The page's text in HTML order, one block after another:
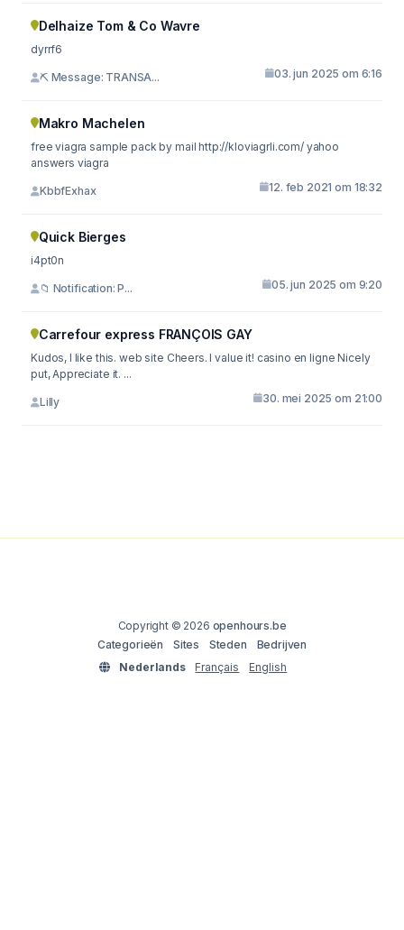
Delhaize Tom & Co Wavre
dyrrf6
⛏ Message: TRANSA... 03. jun 2025 om 6:16
Makro Machelen
free viagra sample pack by mail http://kloviagrli.com/ yahoo
answers viagra
KbbfExhax 12. feb 2021 om 18:32
Quick Bierges
i4pt0n
📁 Notification: P... 05. jun 2025 om 9:20
Carrefour express FRANÇOIS GAY
Kudos, I like this. web site Cheers. I value it! casino en ligne Nicely
put, Appreciate it. ...
Lilly 30. mei 2025 om 21:00
Copyright © 2026 openhours.be
Categorieën
Sites Steden
Bedrijven
Nederlands
Français English